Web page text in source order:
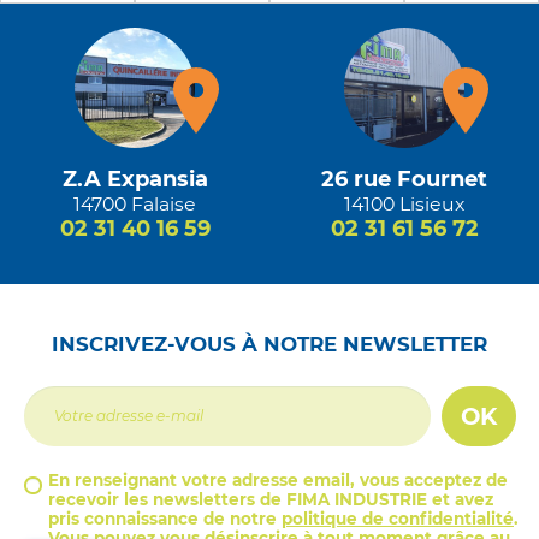
Z.A Expansia
14700 Falaise
02 31 40 16 59
26 rue Fournet
14100 Lisieux
02 31 61 56 72
INSCRIVEZ-VOUS À NOTRE NEWSLETTER
OK
En renseignant votre adresse email, vous acceptez de
recevoir les newsletters de FIMA INDUSTRIE et avez
pris connaissance de notre politique de confidentialité.